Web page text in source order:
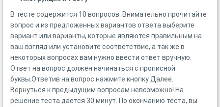
В тесте содержится 10 вопросов. Внимательно прочитайте
вопрос и из предложенных вариантов ответа выберите
вариант или варианты, которые являются правильным на
ваш взгляд или установите соответствие, а так же в
некоторых вопросах вам нужно ввести ответ вручную.
Ответ на вопрос должен начинаться с прописной
буквы.Ответив на вопрос нажмите кнопку Далее.
Вернуться к предыдущим вопросам невозможно! На
решение теста дается 30 минут. По окончанию теста, вы